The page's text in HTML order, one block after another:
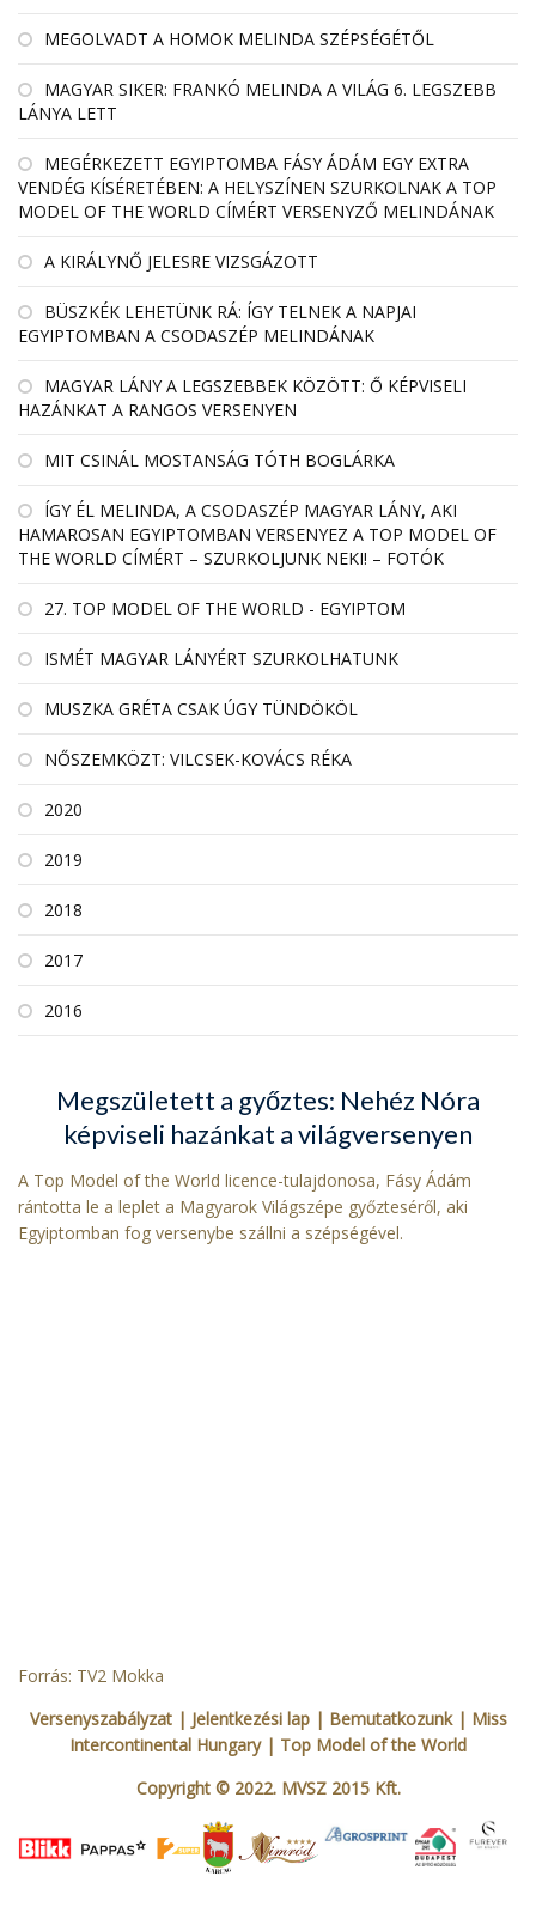
MEGOLVADT A HOMOK MELINDA SZÉPSÉGÉTŐL
MAGYAR SIKER: FRANKÓ MELINDA A VILÁG 6. LEGSZEBB
LÁNYA LETT
MEGÉRKEZETT EGYIPTOMBA FÁSY ÁDÁM EGY EXTRA
VENDÉG KÍSÉRETÉBEN: A HELYSZÍNEN SZURKOLNAK A TOP
MODEL OF THE WORLD CÍMÉRT VERSENYZŐ MELINDÁNAK
A KIRÁLYNŐ JELESRE VIZSGÁZOTT
BÜSZKÉK LEHETÜNK RÁ: ÍGY TELNEK A NAPJAI
EGYIPTOMBAN A CSODASZÉP MELINDÁNAK
MAGYAR LÁNY A LEGSZEBBEK KÖZÖTT: Ő KÉPVISELI
HAZÁNKAT A RANGOS VERSENYEN
MIT CSINÁL MOSTANSÁG TÓTH BOGLÁRKA
ÍGY ÉL MELINDA, A CSODASZÉP MAGYAR LÁNY, AKI
HAMAROSAN EGYIPTOMBAN VERSENYEZ A TOP MODEL OF
THE WORLD CÍMÉRT – SZURKOLJUNK NEKI! – FOTÓK
27. TOP MODEL OF THE WORLD - EGYIPTOM
ISMÉT MAGYAR LÁNYÉRT SZURKOLHATUNK
MUSZKA GRÉTA CSAK ÚGY TÜNDÖKÖL
NŐSZEMKÖZT: VILCSEK-KOVÁCS RÉKA
2020
2019
2018
2017
2016
Megszületett a győztes: Nehéz Nóra
képviseli hazánkat a világversenyen
A Top Model of the World licence-tulajdonosa, Fásy Ádám
rántotta le a leplet a Magyarok Világszépe győzteséről, aki
Egyiptomban fog versenybe szállni a szépségével.
Forrás: TV2 Mokka
Versenyszabályzat| Jelentkezési lap | Bemutatkozunk| Miss
Intercontinental Hungary| Top Model of the World
Copyright © 2022. MVSZ 2015 Kft.